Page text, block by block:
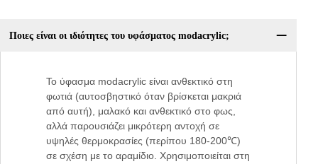
Ποιες είναι οι ιδιότητες του υφάσματος modacrylic;
Το ύφασμα modacrylic είναι ανθεκτικό στη
φωτιά (αυτοσβηστικό όταν βρίσκεται μακριά
από αυτή), μαλακό και ανθεκτικό στο φως,
αλλά παρουσιάζει μικρότερη αντοχή σε
υψηλές θερμοκρασίες (περίπου 180-200℃)
σε σχέση με το αραμίδιο. Χρησιμοποιείται στη